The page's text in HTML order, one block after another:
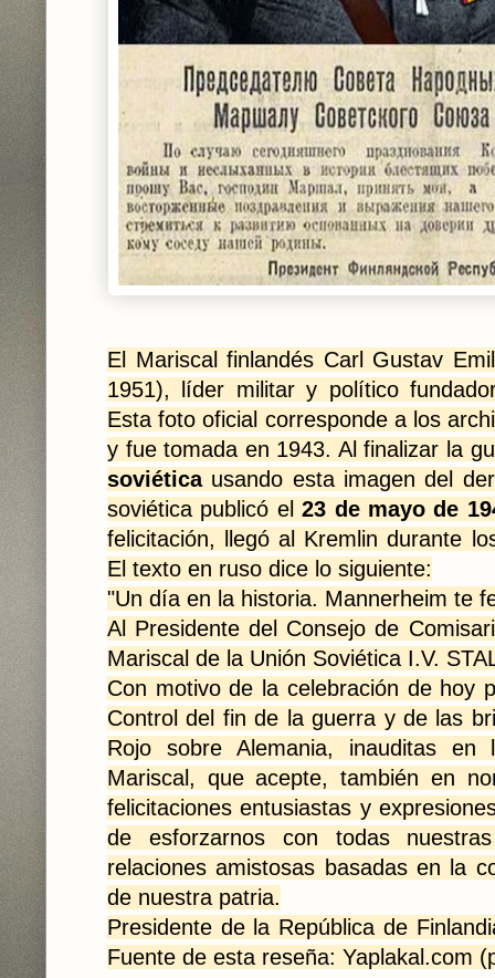
El Mariscal finlandés Carl Gustav
1951), líder militar y político
Esta foto oficial corresponde a los
y fue tomada en 1943. Al finalizar la
soviéticausando esta imagen del
soviética publicó el23 de mayo de
felicitación, llegó al Kremlin durante
El texto en ruso dice lo siguiente:
"Un día en la historia. Mannerheim te
Al Presidente del Consejo de
Mariscal de la Unión Soviética I.V.
Con motivo de la celebración de hoy
Control del fin de la guerra y de las
Rojo sobre Alemania, inauditas
Mariscal, que acepte, también en
felicitaciones entusiastas y
de esforzarnos con todas
relaciones amistosas basadas en la
de nuestra patria.
Presidente de la República de
Fuente de esta reseña: Yaplakal.com